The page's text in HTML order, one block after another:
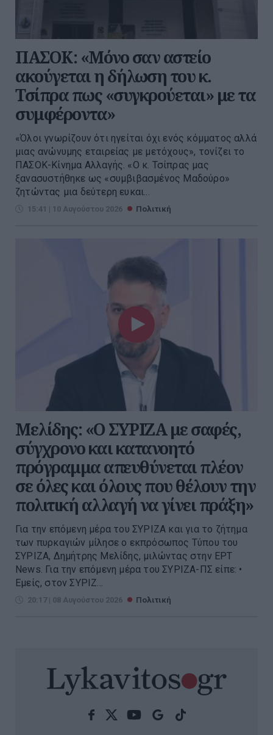
ΠΑΣΟΚ: «Μόνο σαν αστείο
ακούγεται η δήλωση του κ.
Τσίπρα πως «συγκρούεται» με τα
συμφέροντα»
«Όλοι γνωρίζουν ότι ηγείται όχι ενός κόμματος αλλά
μιας ανώνυμης εταιρείας με μετόχους», τονίζει το
ΠΑΣΟΚ-Κίνημα Αλλαγής. «Ο κ. Τσίπρας μας
ξανασυστήθηκε ως «συμβιβασμένος Μαδούρο»
ζητώντας μια δεύτερη ευκαι...
15:41 | 10 Αυγούστου 2026 Πολιτική
Μελίδης: «Ο ΣΥΡΙΖΑ με σαφές,
σύγχρονο και κατανοητό
πρόγραμμα απευθύνεται πλέον
σε όλες και όλους που θέλουν την
πολιτική αλλαγή να γίνει πράξη»
Για την επόμενη μέρα του ΣΥΡΙΖΑ και για το ζήτημα
των πυρκαγιών μίλησε ο εκπρόσωπος Τύπου του
ΣΥΡΙΖΑ, Δημήτρης Μελίδης, μιλώντας στην ΕΡΤ
Νews. Για την επόμενη μέρα του ΣΥΡΙΖΑ-ΠΣ είπε: •
Εμείς, στον ΣΥΡΙΖ...
20:17 | 08 Αυγούστου 2026 Πολιτική